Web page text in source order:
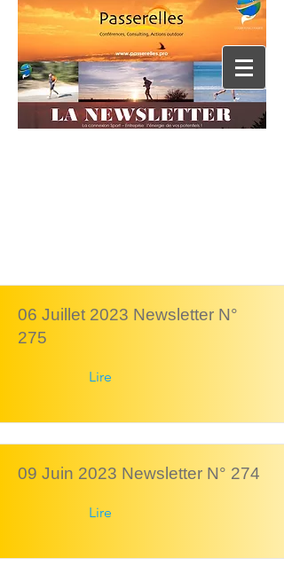
06 Juillet 2023 Newsletter N°
275
Lire
09 Juin 2023 Newsletter N° 274
Lire